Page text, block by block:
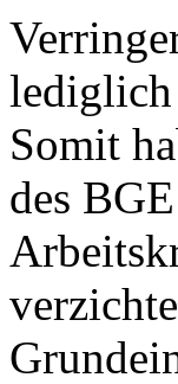
lediglich
Somit
des